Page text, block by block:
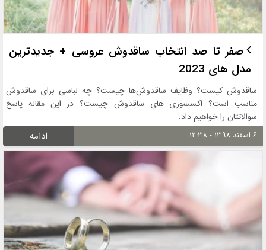
صفر تا صد انتخاب ساقدوش عروسی + جدیدترین
مدل های 2023
ساقدوش کیست؟ وظایف ساقدوش‌ها چیست؟ چه لباسی برای ساقدوش
مناسب است؟ اکسسوری های ساقدوش چیست؟ در این مقاله پاسخ
سوالاتتان را خواهیم داد.
۶ اسفند ۱۳۹۸ - ۱۲:۳۸ ادامه